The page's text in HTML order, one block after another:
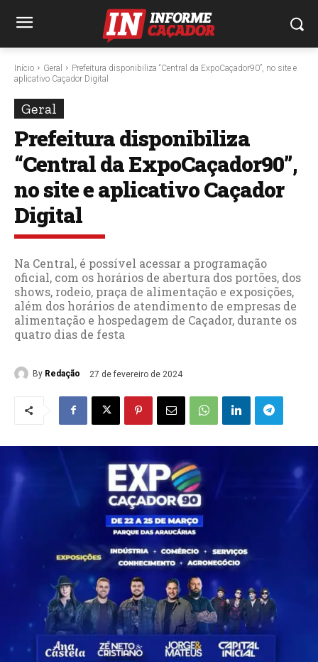
Início Geral
Prefeitura disponibiliza “Central da ExpoCaçador90”, no site e
aplicativo Caçador Digital
Geral
Prefeitura disponibiliza
“Central da ExpoCaçador90”,
no site e aplicativo Caçador
Digital
Na Central, é possível acessar a programação
oficial, com os horários de abertura dos portões, dos
shows, rodeio, praça de alimentação e exposições,
além dos horários de atendimento de empresas de
alimentação e hospedagem de Caçador, durante os
quatro dias de festa
By Redação 27 de fevereiro de 2024